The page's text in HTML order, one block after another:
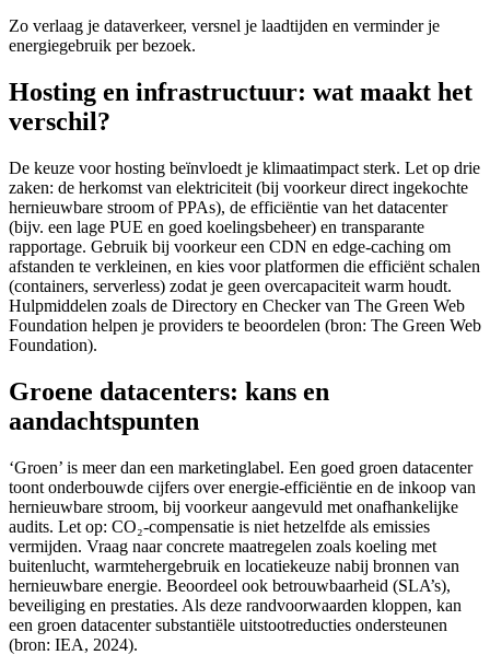
Zo verlaag je dataverkeer, versnel je laadtijden en verminder je
energiegebruik per bezoek.
Hosting en infrastructuur: wat maakt het
verschil?
De keuze voor hosting beïnvloedt je klimaatimpact sterk. Let op drie
zaken: de herkomst van elektriciteit (bij voorkeur direct ingekochte
hernieuwbare stroom of PPAs), de efficiëntie van het datacenter
(bijv. een lage PUE en goed koelingsbeheer) en transparante
rapportage. Gebruik bij voorkeur een CDN en edge‑caching om
afstanden te verkleinen, en kies voor platformen die efficiënt schalen
(containers, serverless) zodat je geen overcapaciteit warm houdt.
Hulpmiddelen zoals de Directory en Checker van The Green Web
Foundation helpen je providers te beoordelen (bron: The Green Web
Foundation).
Groene datacenters: kans en
aandachtspunten
‘Groen’ is meer dan een marketinglabel. Een goed groen datacenter
toont onderbouwde cijfers over energie‑efficiëntie en de inkoop van
hernieuwbare stroom, bij voorkeur aangevuld met onafhankelijke
audits. Let op: CO₂‑compensatie is niet hetzelfde als emissies
vermijden. Vraag naar concrete maatregelen zoals koeling met
buitenlucht, warmtehergebruik en locatiekeuze nabij bronnen van
hernieuwbare energie. Beoordeel ook betrouwbaarheid (SLA’s),
beveiliging en prestaties. Als deze randvoorwaarden kloppen, kan
een groen datacenter substantiële uitstootreducties ondersteunen
(bron: IEA, 2024).